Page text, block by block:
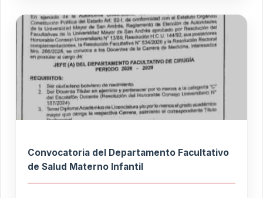
Convocatoria del Departamento Facultativo
de Salud Materno Infantil